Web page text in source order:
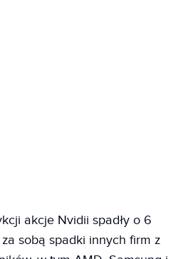
akcje Nvidii spadły o 6
sobą spadki innych firm z